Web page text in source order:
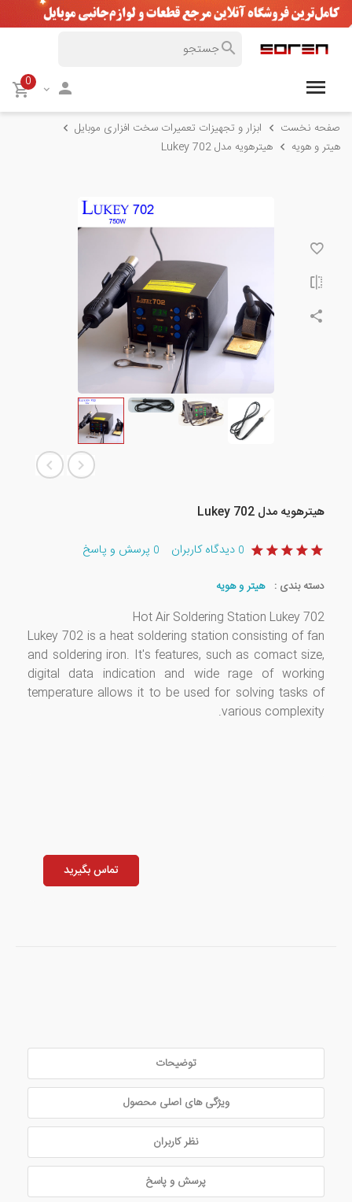
0
صفحه نخست
ابزار و تجهیزات تعمیرات سخت افزاری موبایل
هیتر و هویه
هیترهویه مدل Lukey 702
هیترهویه مدل Lukey 702
0 دیدگاه کاربران 0 پرسش و پاسخ
دسته بندی : هیتر و هویه
Hot Air Soldering Station Lukey 702
Lukey 702 is a heat soldering station consisting of fan
and soldering iron. It's features, such as comact size,
digital data indication and wide rage of working
temperature allows it to be used for solving tasks of
various complexity.
تماس بگیرید
توضیحات
ویژگی های اصلی محصول
نظر کاربران
پرسش و پاسخ